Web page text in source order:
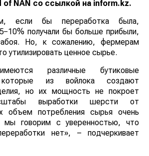
of NAN со ссылкой на inform.kz.
если бы переработка была,
получали бы больше прибыли,
Но, к сожалению, фермерам
утилизировать ценное сырье.
различные бутиковые
которые из войлока создают
но их мощность не покроет
выработки шерсти от
объем потребления сырья очень
мы говорим с уверенностью, что
нет», – подчеркивает